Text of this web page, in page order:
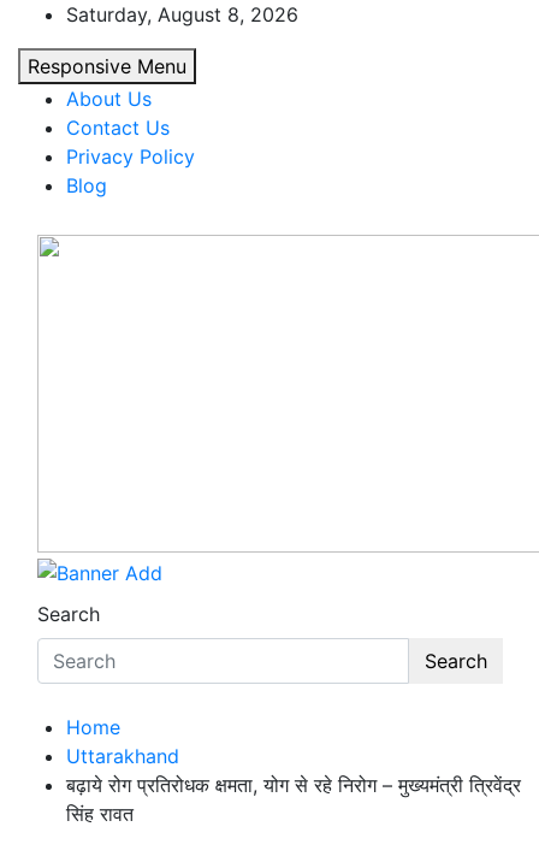
content
Saturday, August 8, 2026
Responsive Menu
About Us
Contact Us
Privacy Policy
Blog
Search
Search
Home
Uttarakhand
बढ़ाये रोग प्रतिरोधक क्षमता, योग से रहे निरोग – मुख्यमंत्री त्रिवेंद्र
सिंह रावत